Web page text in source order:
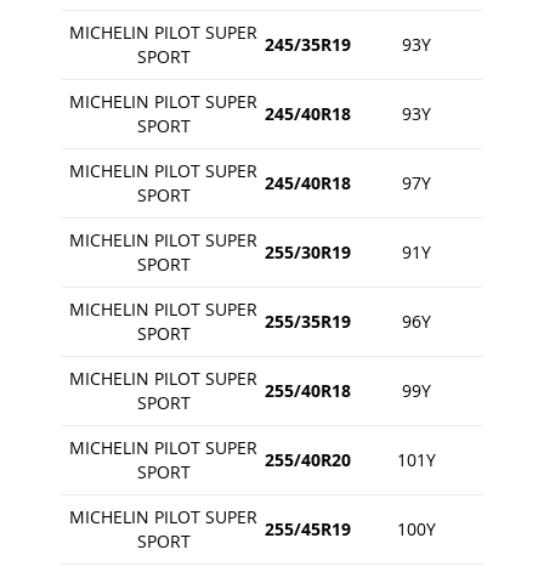
MICHELIN PILOT SUPER
SPORT
245/35R19 93Y
MICHELIN PILOT SUPER
SPORT
245/40R18 93Y
MICHELIN PILOT SUPER
SPORT
245/40R18 97Y
MICHELIN PILOT SUPER
SPORT
255/30R19 91Y
MICHELIN PILOT SUPER
SPORT
255/35R19 96Y
MICHELIN PILOT SUPER
SPORT
255/40R18 99Y
MICHELIN PILOT SUPER
SPORT
255/40R20 101Y
MICHELIN PILOT SUPER
SPORT
255/45R19 100Y